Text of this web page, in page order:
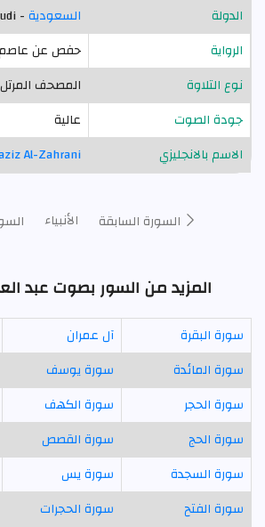
الدولة
السعودية- Saudi
الرواية
حفص عن
نوع التلاوة
المصحف المرتل
جودة الصوت
عالية
الاسم بالانجليزي
Al-Zahrani
السورة السابقة الأنبياء
المزيد من السور بصوت عبد
سورة البقرة آل عمران
سورة المائدة
سورة يوسف
سورة الحجر
سورة الكهف
سورة الحج
سورة القصص
سورة السجدة
سورة يس
سورة الفتح
سورة الحجرات